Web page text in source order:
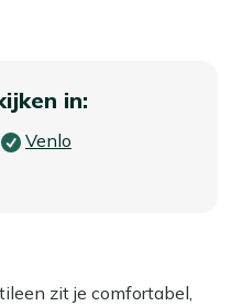
in:
Venlo
zit je comfortabel,